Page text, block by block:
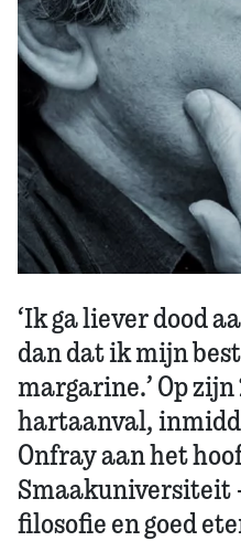
‘Ik ga liever dood
dan dat ik mijn
margarine.’ Op
hartaanval,
Onfray aan het
Smaakuniversiteit
filosofie en goed